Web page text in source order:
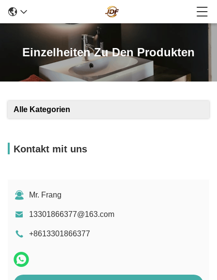
Einzelheiten Zu Den Produkten
Alle Kategorien
Kontakt mit uns
Mr. Frang
13301866377@163.com
+8613301866377